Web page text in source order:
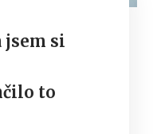
jsem si
to